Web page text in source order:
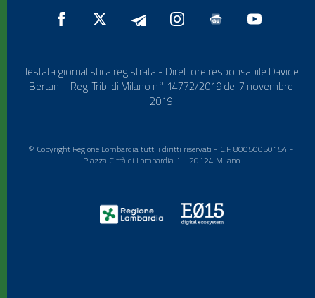
Testata giornalistica registrata - Direttore responsabile Davide
Bertani - Reg. Trib. di Milano n° 14772/2019 del 7 novembre
2019
© Copyright Regione Lombardia tutti i diritti riservati - C.F. 80050050154 -
Piazza Città di Lombardia 1 - 20124 Milano